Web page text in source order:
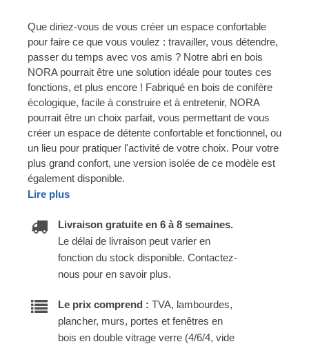
Que diriez-vous de vous créer un espace confortable
pour faire ce que vous voulez : travailler, vous détendre,
passer du temps avec vos amis ? Notre abri en bois
NORA pourrait être une solution idéale pour toutes ces
fonctions, et plus encore ! Fabriqué en bois de conifère
écologique, facile à construire et à entretenir, NORA
pourrait être un choix parfait, vous permettant de vous
créer un espace de détente confortable et fonctionnel, ou
un lieu pour pratiquer l'activité de votre choix. Pour votre
plus grand confort, une version isolée de ce modèle est
également disponible.
Lire plus
Livraison gratuite en 6 à 8 semaines.
Le délai de livraison peut varier en
fonction du stock disponible. Contactez-
nous pour en savoir plus.
Le prix comprend : TVA, lambourdes,
plancher, murs, portes et fenêtres en
bois en double vitrage verre (4/6/4, vide